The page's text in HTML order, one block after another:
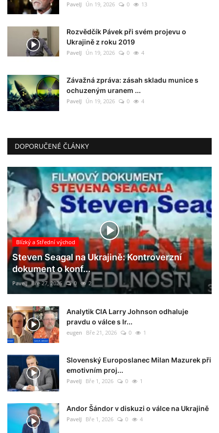
PavelJ Ún 19, 2026 0 13
Rozvědčík Pávek při svém projevu o
Ukrajině z roku 2019
PavelJ Ún 19, 2026 0 4
Závažná zpráva: zásah skladu munice s
ochuzeným uranem ...
PavelJ Ún 19, 2026 0 4
DOPORUČENÉ ČLÁNKY
Blízký a Střední východ
Steven Seagal na Ukrajině: Kontroverzní
dokument o konf...
PavelJ Bře 27, 2026 0 2
Analytik CIA Larry Johnson odhaluje
pravdu o válce s Ir...
eugen Bře 21, 2026 0 1
Slovenský Europoslanec Milan Mazurek při
emotivním proj...
PavelJ Bře 1, 2026 0 1
Andor Šándor v diskuzi o válce na Ukrajině
PavelJ Bře 1, 2026 0 4